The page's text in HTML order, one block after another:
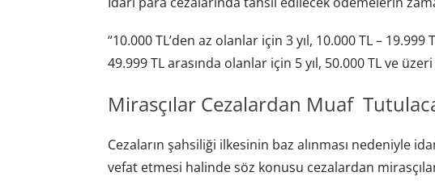
“10.000 TL’den az olanlar için 3 yıl, 10.000 TL –
49.999 TL arasında olanlar için 5 yıl, 50.000 TL ve
Mirasçılar Cezalardan Muaf
Cezaların şahsiliği ilkesinin baz alınması nedeniyle
vefat etmesi halinde söz konusu cezalardan